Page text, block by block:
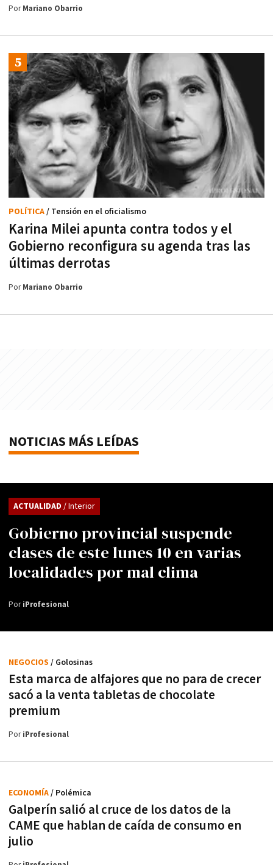
PorMariano Obarrio
Karina Milei apunta contra todos y el
Gobierno reconfigura su agenda tras las
últimas derrotas
POLÍTICA/ Tensión en el oficialismo
PorMariano Obarrio
NOTICIAS MÁS LEÍDAS
Gobierno provincial suspende
clases de este lunes 10 en varias
localidades por mal clima
ACTUALIDAD / Interior
PoriProfesional
Esta marca de alfajores que no para de crecer
sacó a la venta tabletas de chocolate
premium
NEGOCIOS / Golosinas
PoriProfesional
Galperín salió al cruce de los datos de la
CAME que hablan de caída de consumo en
julio
ECONOMÍA/ Polémica